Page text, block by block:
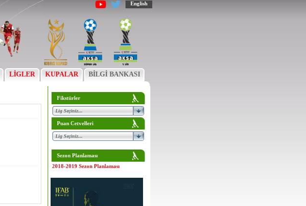
English
LİGLER KUPALAR BİLGİ BANKASI
Fikstürler
Puan Cetvelleri
Sezon Planlaması
2018-2019 Sezon Planlaması